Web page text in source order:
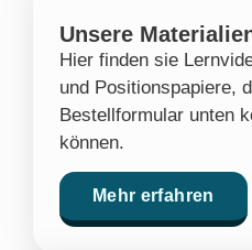
Unsere
Hier finden sie
und Positionspapiere,
Bestellformular unten
können.
Mehr erfahren